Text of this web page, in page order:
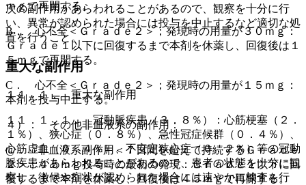
次の副作用があらわれることがあるので、観察を十分に行
い、異常が認められた場合には投与を中止するなど適切な処
置を行うこと。
重大な副作用
１１．１． 重大な副作用
１１．１．１． 冠動脈疾患（３．８％）：心筋梗塞（２．
１％）、狭心症（０．８％）、急性冠症候群（０．４％）、
心筋虚血（０．４％）、不安定狭心症（０．２％）等の冠動
脈疾患があらわれることがあるので、患者の状態を十分に観
察し、徴候や症状が認められた場合には速やかに検査を行
ｍｇで再開する。
B． 心不全＜Ｇｒａｄｅ２＞；発現時の用量が３０ｍｇ：
Ｇｒａｄｅ１以下に回復するまで本剤を休薬し、回復後は１
５ｍｇで再開する。
C． 心不全＜Ｇｒａｄｅ２＞；発現時の用量が１５ｍｇ：
本剤を投与中止する。
４）． その他非血液系の副作用：
@． 非血液系副作用＜７日間を超えて持続するＧｒａｄｅ
２＞；４５ｍｇ投与時の最初の発現：Ｇｒａｄｅ１以下に回
復するまで本剤を休薬し、回復後は４５ｍｇで再開する。